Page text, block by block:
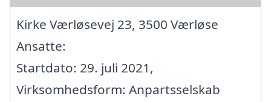
Kirke Værløsevej 23, 3500 Værløse
Ansatte:
Startdato: 29. juli 2021,
Virksomhedsform: Anpartsselskab